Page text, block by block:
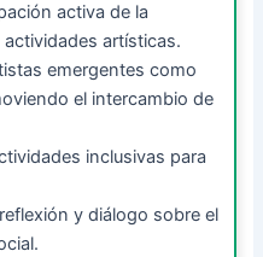
activa de la
artísticas.
emergentes como
el intercambio de
inclusivas para
y diálogo sobre el